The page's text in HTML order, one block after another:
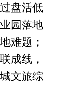
盘活低
园落地
难题；
成线，
文旅综